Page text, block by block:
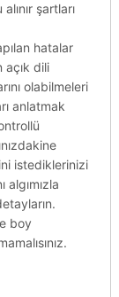
şartları
hatalar
açık dili
olabilmeleri
anlatmak
istediklerinizi
algımızla
boy